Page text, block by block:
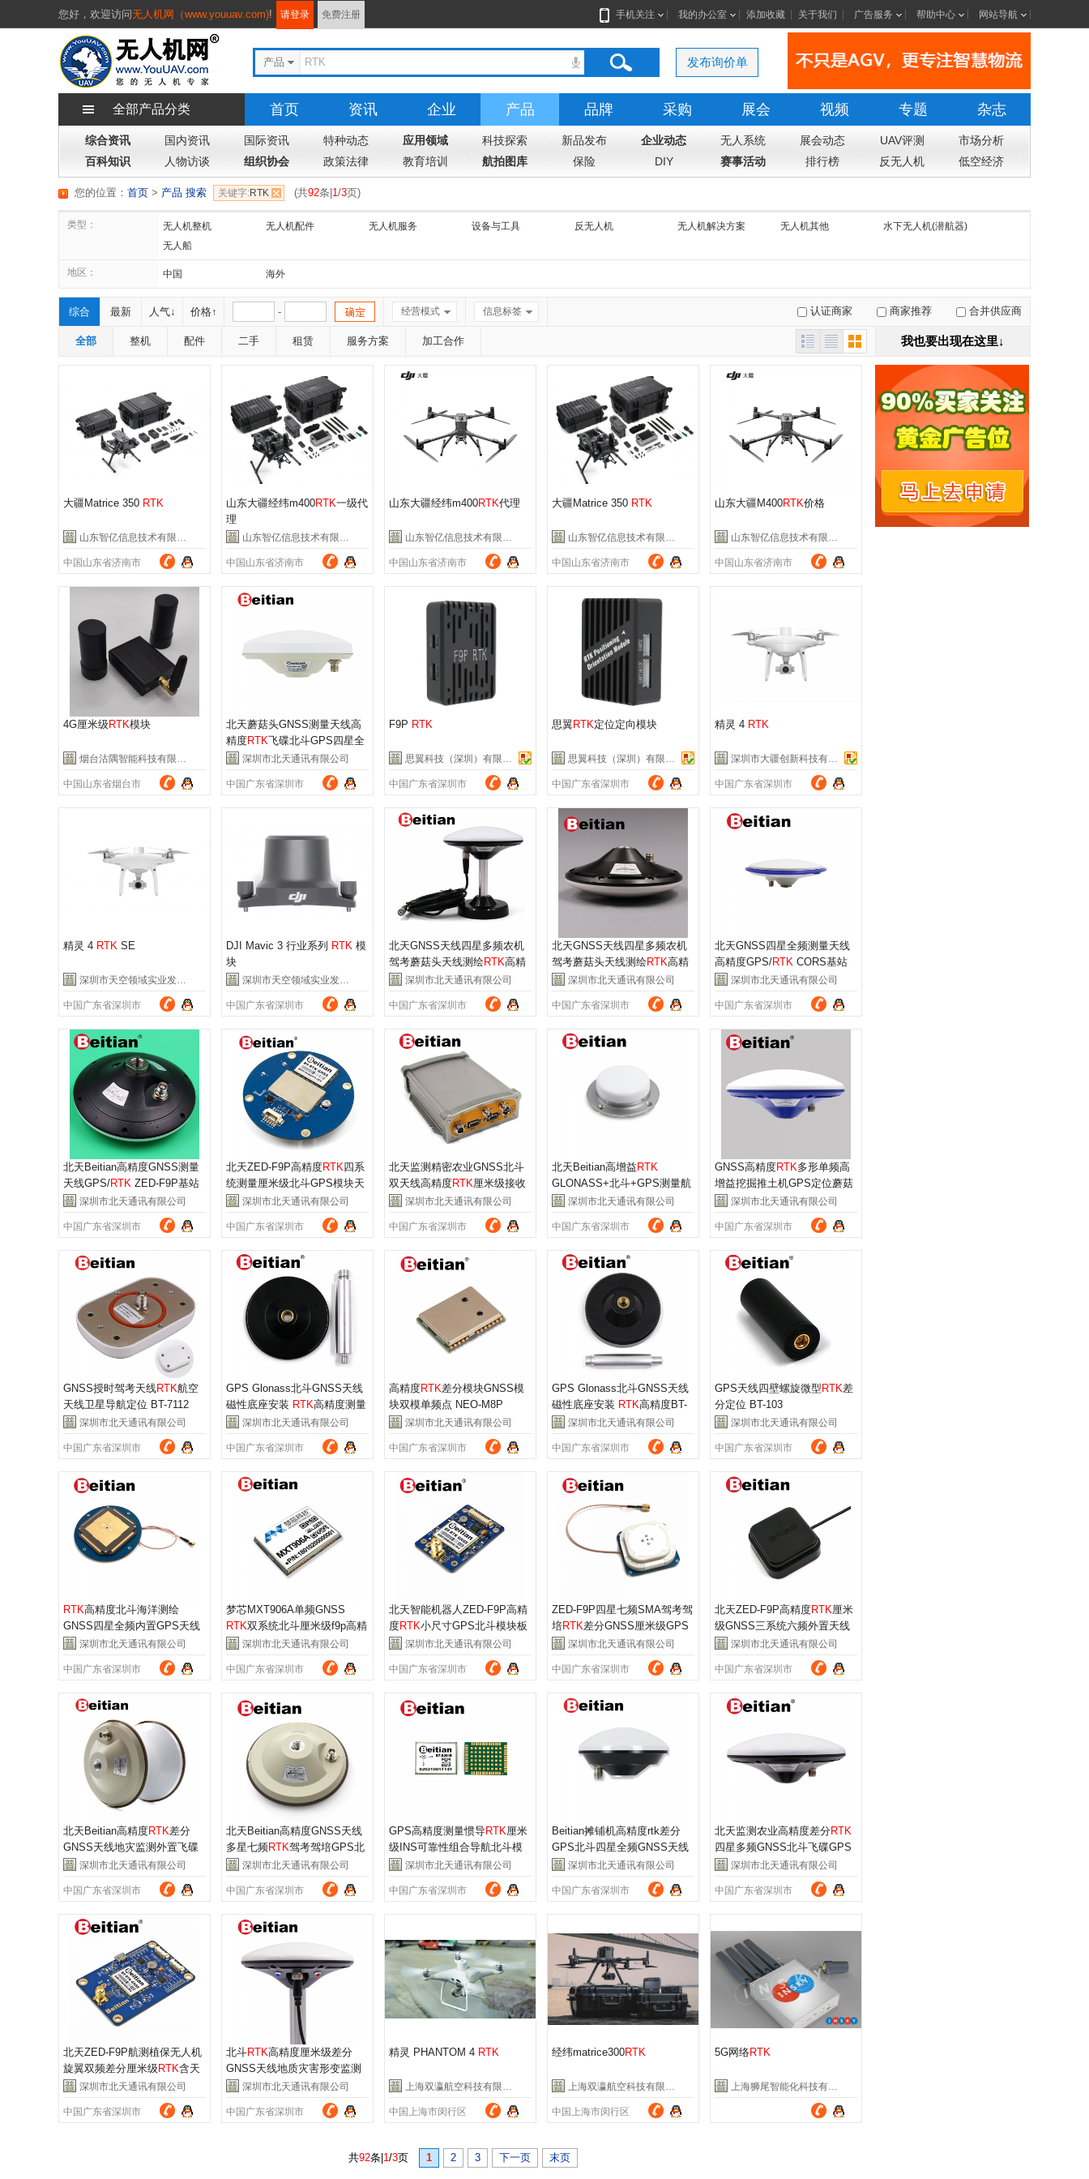
您好， 欢迎访问无人机网（www.youuav.com)! 请登录 免费注册 手机关注 我的办公室 添加收藏 关于我们 广告服务 帮助中心 网站导航
产品 发布询价单
全部产品分类 首页 资讯 企业 产品 品牌 采购 展会 视频 专题 杂志
综合资讯 国内资讯 国际资讯 特种动态 应用领域 科技探索 新品发布 企业动态 无人系统 展会动态 UAV评测
市场分析
百科知识
人物访谈 组织协会 政策法律 教育培训 航拍图库 保险 DIY 赛事活动 排行榜 反无人机 低空经济
您的位置： 首页 > 产品 搜索 关键字:RTK (共92条| 1/3页)
类型： 无人机整机 无人机配件 无人机服务 设备与工具 反无人机 无人机解决方案 无人机其他
水下无人机(潜航器)
无人船
地区： 中国 海外
综合 最新 人气↓ 价格↑ - 经营模式 信息标签 认证商家 商家推荐 合并供应商
全部 整机 配件 二手 租赁 服务方案 加工合作 我也要出现在这里↓
大疆Matrice 350 RTK
山东智亿信息技术有限公司
中国山东省济南市
山东大疆经纬m400RTK一级代
理
山东智亿信息技术有限公司
中国山东省济南市
山东大疆经纬m400RTK代理
山东智亿信息技术有限公司
中国山东省济南市
大疆Matrice 350 RTK
山东智亿信息技术有限公司
中国山东省济南市
山东大疆M400RTK价格
山东智亿信息技术有限公司
中国山东省济南市
4G厘米级 RTK模块
烟台沽隅智能科技有限公司
中国山东省烟台市
北天蘑菇头GNSS测量天线高
精度RTK飞碟北斗GPS四星全
频驾考BT-140
深圳市北天通讯有限公司
中国广东省深圳市
F9P RTK
思翼科技（深圳）有限公司
中国广东省深圳市
思翼RTK定位定向模块
思翼科技（深圳）有限公司
中国广东省深圳市
精灵 4 RTK
深圳市大疆创新科技有限公司
中国广东省深圳市
精灵 4 RTK SE
深圳市天空领域实业发展有限公司
中国广东省深圳市
DJI Mavic 3 行业系列 RTK 模
块
深圳市天空领域实业发展有限公司
中国广东省深圳市
北天GNSS天线四星多频农机
驾考蘑菇头天线测绘RTK高精
度BT-160
深圳市北天通讯有限公司
中国广东省深圳市
北天GNSS天线四星多频农机
驾考蘑菇头天线测绘RTK高精
度BT-160
深圳市北天通讯有限公司
中国广东省深圳市
北天GNSS四星全频测量天线
高精度GPS/RTK CORS基站
天线 BT-200
深圳市北天通讯有限公司
中国广东省深圳市
北天Beitian高精度GNSS测量
天线GPS/RTK ZED-F9P基站
天线BT-4N07B
深圳市北天通讯有限公司
中国广东省深圳市
北天ZED-F9P高精度RTK四系
统测量厘米级北斗GPS模块天
线BT-F9PK5
深圳市北天通讯有限公司
中国广东省深圳市
北天监测精密农业GNSS北斗
双天线高精度RTK厘米级接收
机BT-200B
深圳市北天通讯有限公司
中国广东省深圳市
北天Beitian高增益 RTK
GLONASS+北斗+GPS测量航
空天线 BT-3707A
深圳市北天通讯有限公司
中国广东省深圳市
GNSS高精度RTK多形单频高
增益挖掘推土机GPS定位蘑菇
头天线BT-100
深圳市北天通讯有限公司
中国广东省深圳市
GNSS授时驾考天线RTK航空
天线卫星导航定位 BT-7112
深圳市北天通讯有限公司
中国广东省深圳市
GPS Glonass北斗GNSS天线
磁性底座安装 RTK高精度测量
型 BT-M90SD
深圳市北天通讯有限公司
中国广东省深圳市
高精度RTK差分模块GNSS模
块双模单频点 NEO-M8P
深圳市北天通讯有限公司
中国广东省深圳市
GPS Glonass北斗GNSS天线
磁性底座安装 RTK高精度BT-
M110SLD
深圳市北天通讯有限公司
中国广东省深圳市
GPS天线四壁螺旋微型 RTK差
分定位 BT-103
深圳市北天通讯有限公司
中国广东省深圳市
RTK高精度北斗海洋测绘
GNSS四星全频内置GPS天线
BA-3730W
深圳市北天通讯有限公司
中国广东省深圳市
梦芯MXT906A单频GNSS
RTK双系统北斗厘米级f9p高精
度测量GPS模块
深圳市北天通讯有限公司
中国广东省深圳市
北天智能机器人ZED-F9P高精
度RTK小尺寸GPS北斗模块板
卡BT-F9PK7
深圳市北天通讯有限公司
中国广东省深圳市
ZED-F9P四星七频SMA驾考驾
培RTK差分GNSS厘米级GPS
天线BA-6020
深圳市北天通讯有限公司
中国广东省深圳市
北天ZED-F9P高精度RTK厘米
级GNSS三系统六频外置天线
BT-345AJL5
深圳市北天通讯有限公司
中国广东省深圳市
北天Beitian高精度RTK差分
GNSS天线地灾监测外置飞碟
天线 BT-800S
深圳市北天通讯有限公司
中国广东省深圳市
北天Beitian高精度GNSS天线
多星七频RTK驾考驾培GPS北
斗BT-800D
深圳市北天通讯有限公司
中国广东省深圳市
GPS高精度测量惯导RTK厘米
级INS可靠性组合导航北斗模
块BT-B201E
深圳市北天通讯有限公司
中国广东省深圳市
Beitian摊铺机高精度rtk差分
GPS北斗四星全频GNSS天线
碟型BT-208
深圳市北天通讯有限公司
中国广东省深圳市
北天监测农业高精度差分RTK
四星多频GNSS北斗飞碟GPS
天线BT-300D
深圳市北天通讯有限公司
中国广东省深圳市
北天ZED-F9P航测植保无人机
旋翼双频差分厘米级 RTK含天
线BT-F9PK1
深圳市北天通讯有限公司
中国广东省深圳市
北斗RTK高精度厘米级差分
GNSS天线地质灾害形变监测
一体机 BT-920
深圳市北天通讯有限公司
中国广东省深圳市
精灵 PHANTOM 4 RTK
上海双瀛航空科技有限公司
中国上海市闵行区
经纬matrice300RTK
上海双瀛航空科技有限公司
中国上海市闵行区
5G网络RTK
上海狮尾智能化科技有限公司
共92条| 1/3页 1 2 3 下一页 末页